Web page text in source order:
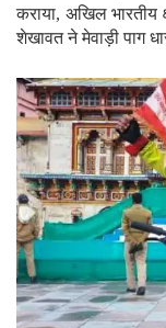
कराया, अखिल भारतीय
शेखावत ने मेवाड़ी पाग